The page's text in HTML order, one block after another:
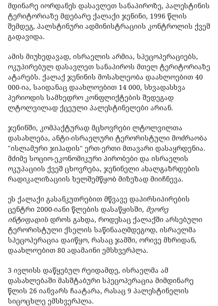
მდინარე იორდანეს დასავლეთ სანაპიროზე, პალესტინის
ტერიტორიაზე მდებარე ქალაქი ჯენინი, 1996 წლის
შემდეგ, პალსტინური ადმინისტრაციის კონტროლის ქვეშ
გადავიდა.
ამის მიუხედავად, ისრაელის არმია, სპეცოპერაციებს,
ოკუპირებულ დასავლეთ სანაპიროს მთელ ტერიტორიაზე
ატარებს. ქალაქ ჯენინის მოსახლეობა დაახლოებით 40
000-ია, საიდანაც დაახლოებით 14 000, სხვადასხვა
პერიოდის სამხედრო კონფლიქტების შედეგად
ლტოლვილად ქცეული პალესტინელები არიან.
ჯენინში, კომპაქტურად მცხოვრები ლტოლვილთა
დასახლება, ანტი-ისრაელური ტერორისტული მოძრაობა
"ისლამური ჯიჰადის" ერთ-ერთი მთავარი დასაყრდენია.
მძიმე სოციო-ეკონომიკური პირობები და ისრაელის
ოკუპაციის ქვეშ ცხოვრება, ჯენინელი ახალგაზრდების
რადიკალიზაციის ხელშემწყობ მიზეზად მიიჩნევა.
ეს ქალაქი გასანკუთრებით მწვავე დაპირსიპირების
ცენტრი 2000-იანი წლების დასაწყისში, მეორე
ინტიფადის დროს გახდა, როდესაც ქალაქში არსებული
ტერორისტული ქსელის საწინააღმდეგოდ, ისრაელმა
სპეცოპერაცია დაიწყო, რასაც ჯამში, ორივე მხრიდან,
დაახლოებით 80 ადამაინი ემსხვერპლა.
3 ივლისს დაწყებულ რეიდამდე, ისრაელმა ამ
დასახლებაში მასშტაბური სპეცოპერაცია მიმდინარე
წლის 26 იანვარს ჩაატარა, რასაც 9 პალესტინელის
სიცოცხლე ემსხვერპლა.